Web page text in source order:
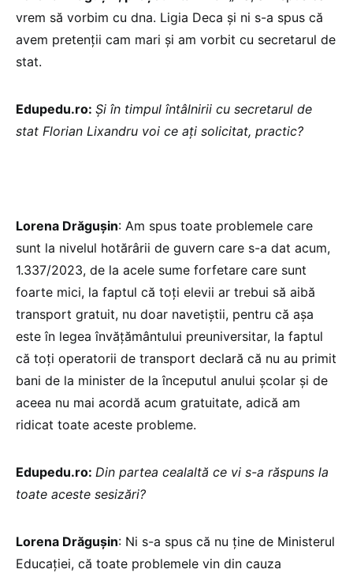
vrem să vorbim cu dna. Ligia Deca și ni s-a spus că
avem pretenții cam mari și am vorbit cu secretarul de
stat.
Edupedu.ro: Și în timpul întâlnirii cu secretarul de
stat Florian Lixandru voi ce ați solicitat, practic?
Lorena Drăgușin: Am spus toate problemele care
sunt la nivelul hotărârii de guvern care s-a dat acum,
1.337/2023, de la acele sume forfetare care sunt
foarte mici, la faptul că toți elevii ar trebui să aibă
transport gratuit, nu doar navetiștii, pentru că așa
este în legea învățământului preuniversitar, la faptul
că toți operatorii de transport declară că nu au primit
bani de la minister de la începutul anului școlar și de
aceea nu mai acordă acum gratuitate, adică am
ridicat toate aceste probleme.
Edupedu.ro: Din partea cealaltă ce vi s-a răspuns la
toate aceste sesizări?
Lorena Drăgușin: Ni s-a spus că nu ține de Ministerul
Educației, că toate problemele vin din cauza